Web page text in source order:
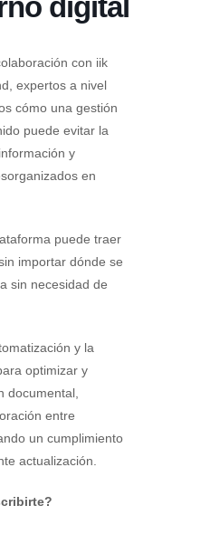
digital
con iik
expertos a nivel
cómo una gestión
puede evitar la
y
en
puede traer
importar dónde se
sin necesidad de
y la
optimizar y
documental,
entre
un cumplimiento
actualización.